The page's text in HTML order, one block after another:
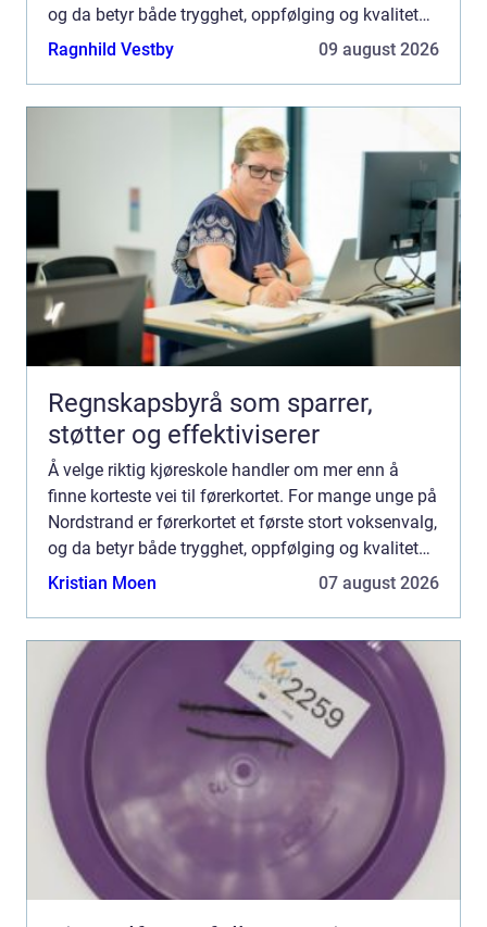
og da betyr både trygghet, oppfølging og kvalitet
mye. En Kjøreskole Nordstrand som kjenner nær...
Ragnhild Vestby 09 august 2026
Regnskapsbyrå som sparrer,
støtter og effektiviserer
Å velge riktig kjøreskole handler om mer enn å
finne korteste vei til førerkortet. For mange unge på
Nordstrand er førerkortet et første stort voksenvalg,
og da betyr både trygghet, oppfølging og kvalitet
mye. En Kjøreskole Nordstrand som kjenner nær...
Kristian Moen 07 august 2026